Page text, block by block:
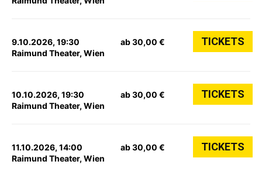
9.10.2026, 19:30
Raimund Theater, Wien
ab 30,00 € TICKETS
10.10.2026, 19:30
Raimund Theater, Wien
ab 30,00 € TICKETS
11.10.2026, 14:00
Raimund Theater, Wien
ab 30,00 € TICKETS